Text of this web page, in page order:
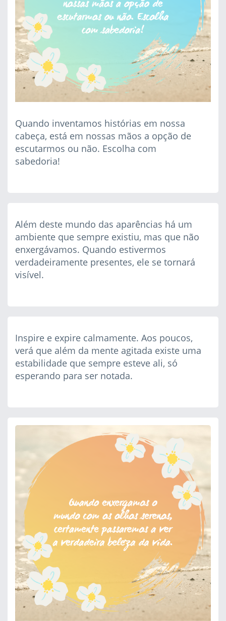
Quando inventamos histórias em nossa
cabeça, está em nossas mãos a opção de
escutarmos ou não. Escolha com
sabedoria!
Além deste mundo das aparências há um
ambiente que sempre existiu, mas que não
enxergávamos. Quando estivermos
verdadeiramente presentes, ele se tornará
visível.
Inspire e expire calmamente. Aos poucos,
verá que além da mente agitada existe uma
estabilidade que sempre esteve ali, só
esperando para ser notada.